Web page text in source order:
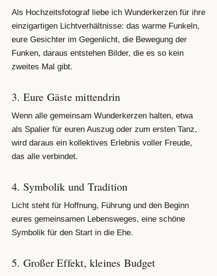
Als Hochzeitsfotograf liebe ich Wunderkerzen für ihre
einzigartigen Lichtverhältnisse: das warme Funkeln,
eure Gesichter im Gegenlicht, die Bewegung der
Funken, daraus entstehen Bilder, die es so kein
zweites Mal gibt.
3. Eure Gäste mittendrin
Wenn alle gemeinsam Wunderkerzen halten, etwa
als Spalier für euren Auszug oder zum ersten Tanz,
wird daraus ein kollektives Erlebnis voller Freude,
das alle verbindet.
4. Symbolik und Tradition
Licht steht für Hoffnung, Führung und den Beginn
eures gemeinsamen Lebensweges, eine schöne
Symbolik für den Start in die Ehe.
5. Großer Effekt, kleines Budget